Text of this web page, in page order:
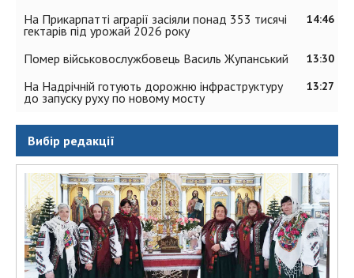
14:46
На Прикарпатті аграрії засіяли понад 353 тисячі
гектарів під урожай 2026 року
13:30
Помер військовослужбовець Василь Жупанський
13:27
На Надрічній готують дорожню інфраструктуру
до запуску руху по новому мосту
Вибір редакції